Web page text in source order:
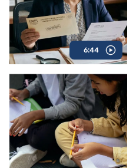
6:44